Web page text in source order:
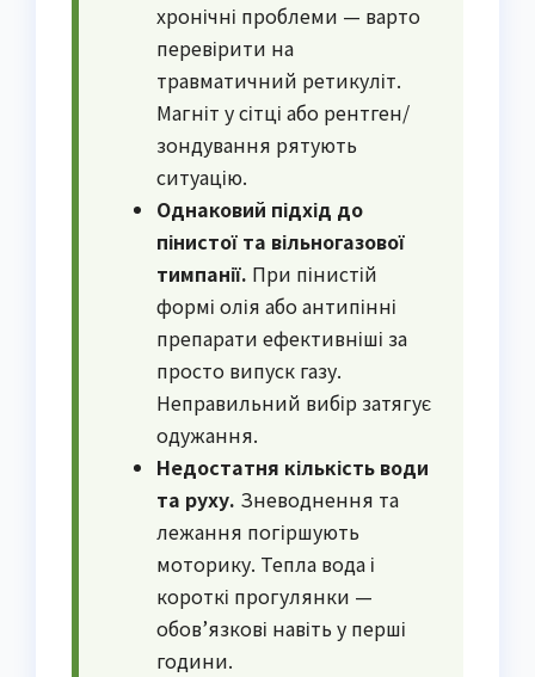
хронічні проблеми — варто
перевірити на
травматичний ретикуліт.
Магніт у сітці або рентген/
зондування рятують
ситуацію.
Однаковий підхід до
пінистої та вільногазової
тимпанії. При пінистій
формі олія або антипінні
препарати ефективніші за
просто випуск газу.
Неправильний вибір затягує
одужання.
Недостатня кількість води
та руху. Зневоднення та
лежання погіршують
моторику. Тепла вода і
короткі прогулянки —
обов’язкові навіть у перші
години.